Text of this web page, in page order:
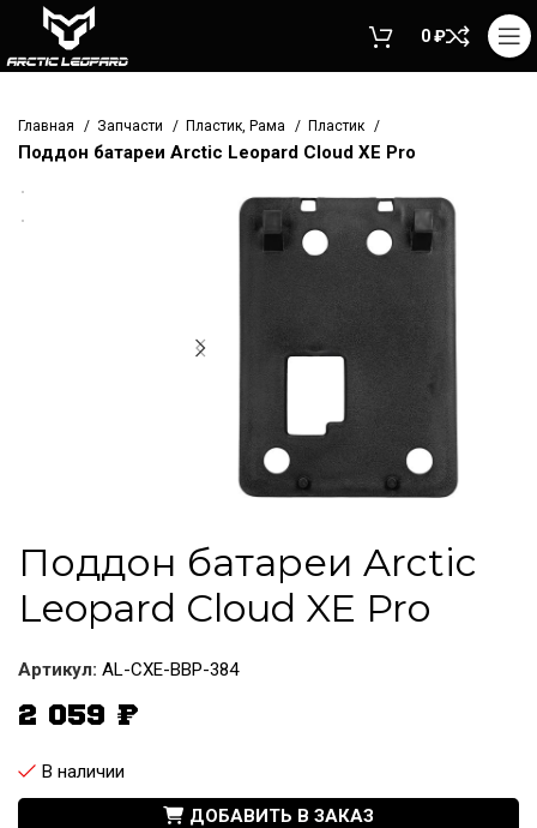
0₽
Главная Запчасти Пластик, Рама Пластик
Поддон батареи Arctic Leopard Cloud XE Pro
Поддон батареи Arctic
Leopard Cloud XE Pro
Артикул: AL-CXE-BBP-384
2 059 ₽
В наличии
ДОБАВИТЬ В ЗАКАЗ